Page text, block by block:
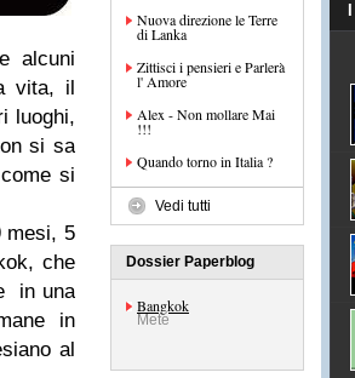
alcuni
vita, il
luoghi,
si sa
si
mesi, 5
che
in una
in
al
Nuova direzione le Terre
di Lanka
Zittisci i pensieri e Parlerà
l' Amore
Alex - Non mollare Mai
!!!
Quando torno in Italia ?
Vedi tutti
Dossier Paperblog
Bangkok
Mete